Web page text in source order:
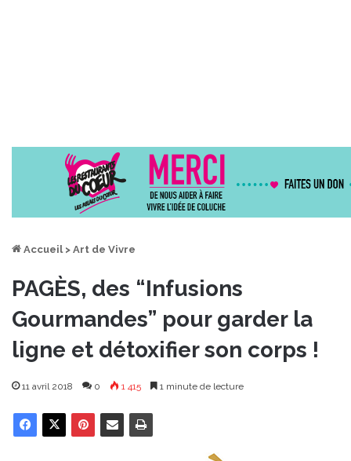
Accueil > Art de Vivre
PAGÈS, des “Infusions
Gourmandes” pour garder la
ligne et détoxifier son corps !
11 avril 2018 0 1 415 1 minute de lecture